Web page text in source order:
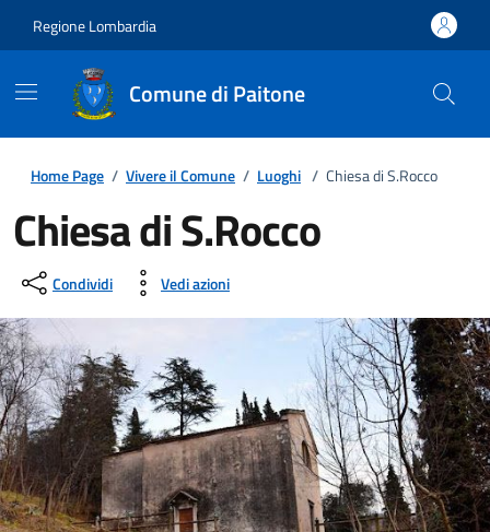
Regione Lombardia
Comune di Paitone
Home Page / Vivere il Comune / Luoghi / Chiesa di S.Rocco
Chiesa di S.Rocco
Condividi Vedi azioni